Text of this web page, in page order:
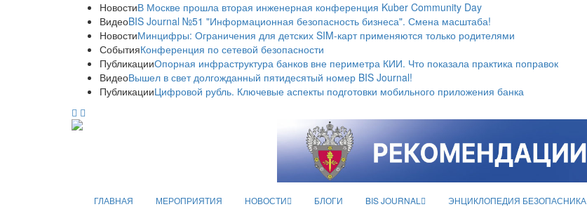
НовостиВ Москве прошла вторая инженерная конференция Kuber Community Day
ВидеоBIS Journal №51 "Информационная безопасность бизнеса". Смена масштаба!
НовостиМинцифры: Ограничения для детских SIM-карт применяются только родителями
СобытияКонференция по сетевой безопасности
ПубликацииОпорная инфраструктура банков вне периметра КИИ. Что показала практика поправок
ВидеоВышел в свет долгожданный пятидесятый номер BIS Journal!
ПубликацииЦифровой рубль. Ключевые аспекты подготовки мобильного приложения банка
ГЛАВНАЯ МЕРОПРИЯТИЯ НОВОСТИ БЛОГИ BIS JOURNAL ЭНЦИКЛОПЕДИЯ БЕЗОПАСНИКА